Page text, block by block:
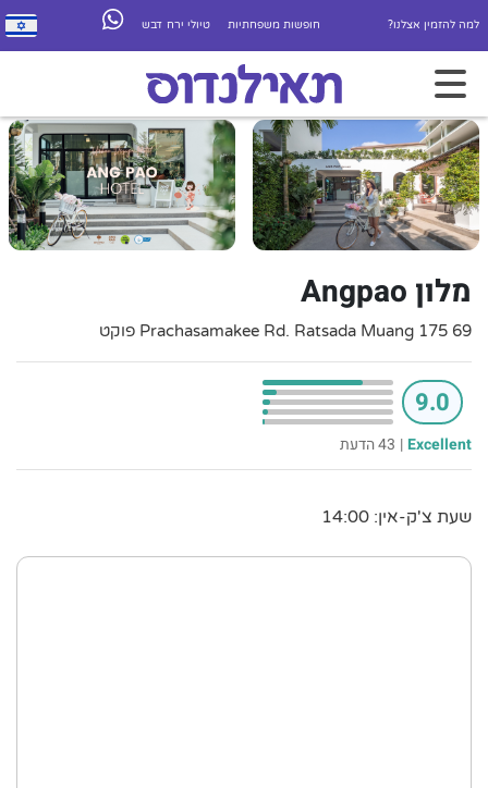
למה להזמין אצלנו? חופשות משפחתיות טיולי ירח דבש
מלון Angpao
69 175 Prachasamakee Rd. Ratsada Muang פוקט
9.0
Excellent
| 43 הדעת
שעת צ'ק-אין: 14:00